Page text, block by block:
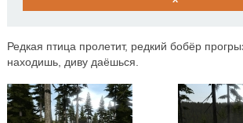
Редкая птица пролетит, редкий бобёр
находишь, диву даёшься.